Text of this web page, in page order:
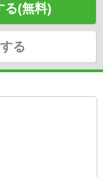
る(無料)
る